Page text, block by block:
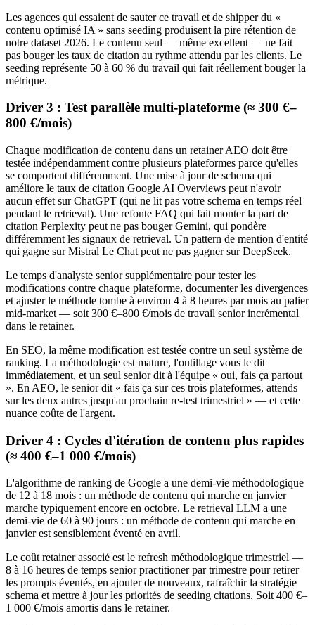
Les agences qui essaient de sauter ce travail et de shipper du «
contenu optimisé IA » sans seeding produisent la pire rétention de
notre dataset 2026. Le contenu seul — même excellent — ne fait
pas bouger les taux de citation au rythme attendu par les clients. Le
seeding représente 50 à 60 % du travail qui fait réellement bouger la
métrique.
Driver 3 : Test parallèle multi-plateforme (≈ 300 €–
800 €/mois)
Chaque modification de contenu dans un retainer AEO doit être
testée indépendamment contre plusieurs plateformes parce qu'elles
se comportent différemment. Une mise à jour de schema qui
améliore le taux de citation Google AI Overviews peut n'avoir
aucun effet sur ChatGPT (qui ne lit pas votre schema en temps réel
pendant le retrieval). Une refonte FAQ qui fait monter la part de
citation Perplexity peut ne pas bouger Gemini, qui pondère
différemment les signaux de retrieval. Un pattern de mention d'entité
qui gagne sur Mistral Le Chat peut ne pas gagner sur DeepSeek.
Le temps d'analyste senior supplémentaire pour tester les
modifications contre chaque plateforme, documenter les divergences
et ajuster le méthode tombe à environ 4 à 8 heures par mois au palier
mid-market — soit 300 €–800 €/mois de travail senior incrémental
dans le retainer.
En SEO, la même modification est testée contre un seul système de
ranking. La méthodologie est mature, l'outillage vous le dit
immédiatement, et un seul senior dit à l'équipe « oui, fais ça partout
». En AEO, le senior dit « fais ça sur ces trois plateformes, attends
sur les deux autres jusqu'au prochain re-test trimestriel » — et cette
nuance coûte de l'argent.
Driver 4 : Cycles d'itération de contenu plus rapides
(≈ 400 €–1 000 €/mois)
L'algorithme de ranking de Google a une demi-vie méthodologique
de 12 à 18 mois : un méthode de contenu qui marche en janvier
marche typiquement encore en octobre. Le retrieval LLM a une
demi-vie de 60 à 90 jours : un méthode de contenu qui marche en
janvier est sensiblement éventé en avril.
Le coût retainer associé est le refresh méthodologique trimestriel —
8 à 16 heures de temps senior practitioner par trimestre pour retirer
les prompts éventés, en ajouter de nouveaux, rafraîchir la stratégie
schema et mettre à jour les priorités de seeding citations. Soit 400 €–
1 000 €/mois amortis dans le retainer.